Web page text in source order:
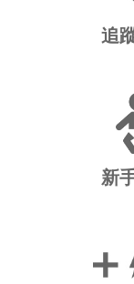
追
新